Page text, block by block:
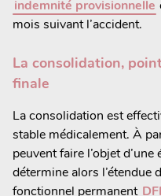
indemnité provisionnelle
mois suivant l’accident.
La consolidation,
finale
La consolidation est
stable médicalement. À
peuvent faire l’objet
détermine alors l’étendue
fonctionnel permanent